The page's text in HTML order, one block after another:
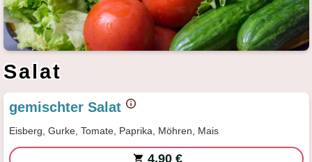
Salat
gemischter Salat
Eisberg, Gurke, Tomate, Paprika, Möhren, Mais
4,90 €